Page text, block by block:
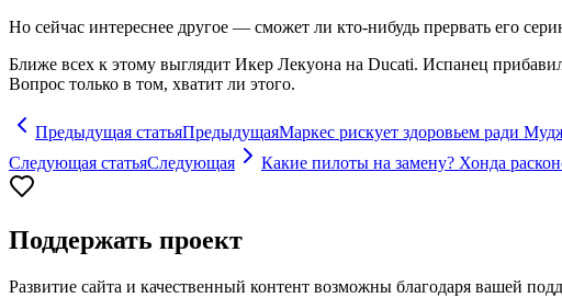
Но сейчас интереснее другое — сможет ли кто-нибудь прервать его
Ближе всех к этому выглядит Икер Лекуона на Ducati. Испанец
Вопрос только в том, хватит ли этого.
Предыдущая статьяПредыдущаяМаркес рискует здоровьем ради
Следующая статьяСледующая Какие пилоты на замену? Хонда
Поддержать проект
Развитие сайта и качественный контент возможны благодаря вашей